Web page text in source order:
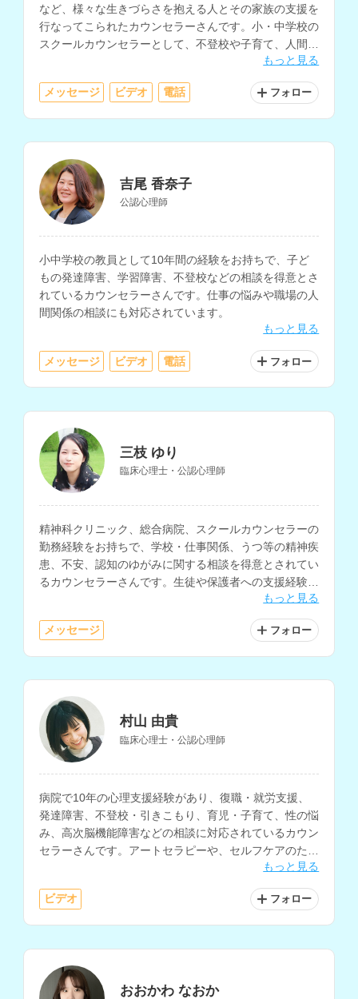
など、様々な生きづらさを抱える人とその家族の支援を
行なってこられたカウンセラーさんです。小・中学校の
スクールカウンセラーとして、不登校や子育て、人間関
もっと見る
メッセージ ビデオ 電話 フォロー
吉尾 香奈子
公認心理師
小中学校の教員として10年間の経験をお持ちで、子ど
もの発達障害、学習障害、不登校などの相談を得意とさ
れているカウンセラーさんです。仕事の悩みや職場の人
間関係の相談にも対応されています。
もっと見る
メッセージ ビデオ 電話 フォロー
三枝 ゆり
臨床心理士・公認心理師
精神科クリニック、総合病院、スクールカウンセラーの
勤務経験をお持ちで、学校・仕事関係、うつ等の精神疾
患、不安、認知のゆがみに関する相談を得意とされてい
るカウンセラーさんです。生徒や保護者への支援経験が
あり、不登校、発達障害、対人関係の相談にも対応され
もっと見る
メッセージ フォロー
村山 由貴
臨床心理士・公認心理師
病院で10年の心理支援経験があり、復職・就労支援、
発達障害、不登校・引きこもり、育児・子育て、性の悩
み、高次脳機能障害などの相談に対応されているカウン
セラーさんです。アートセラピーや、セルフケアのため
の様々なスキル習得を目指す心理教育にも取り組まれて
もっと見る
ビデオ フォロー
おおかわ なおか